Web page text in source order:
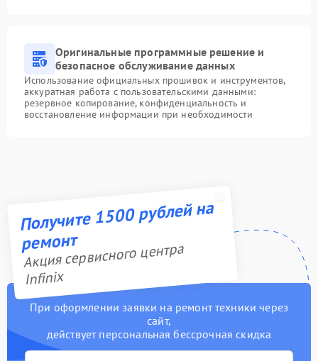
Оригинальные программные решение и
безопасное обслуживание данных
Использование официальных прошивок и инструментов,
аккуратная работа с пользовательскими данными:
резервное копирование, конфиденциальность и
восстановление информации при необходимости
Получите 1500 рублей на
ремонт
Акция сервисного центра
Infinix
При оформлении заявки на ремонт техники через
сайт,
действует персональная бессрочная скидка